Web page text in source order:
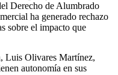
Derecho de Alumbrado
ha generado rechazo
sobre el impacto que
Luis Olivares Martínez,
autonomía en sus